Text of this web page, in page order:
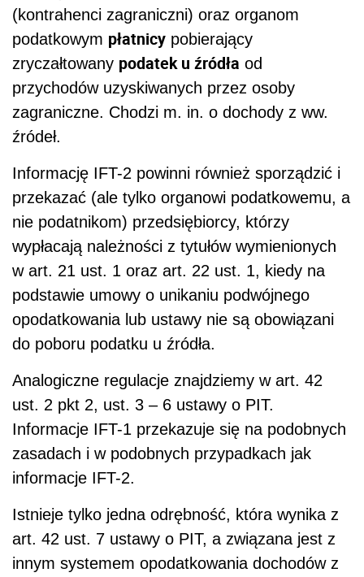
(kontrahenci zagraniczni) oraz organom
podatkowym płatnicy pobierający
zryczałtowany podatek u źródła od
przychodów uzyskiwanych przez osoby
zagraniczne. Chodzi m. in. o dochody z ww.
źródeł.
Informację IFT-2 powinni również sporządzić i
przekazać (ale tylko organowi podatkowemu, a
nie podatnikom) przedsiębiorcy, którzy
wypłacają należności z tytułów wymienionych
w art. 21 ust. 1 oraz art. 22 ust. 1, kiedy na
podstawie umowy o unikaniu podwójnego
opodatkowania lub ustawy nie są obowiązani
do poboru podatku u źródła.
Analogiczne regulacje znajdziemy w art. 42
ust. 2 pkt 2, ust. 3 – 6 ustawy o PIT.
Informacje IFT-1 przekazuje się na podobnych
zasadach i w podobnych przypadkach jak
informacje IFT-2.
Istnieje tylko jedna odrębność, która wynika z
art. 42 ust. 7 ustawy o PIT, a związana jest z
innym systemem opodatkowania dochodów z